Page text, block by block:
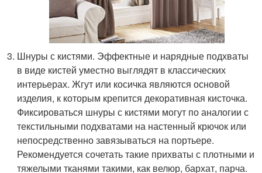
Шнуры с кистями. Эффектные и нарядные подхваты
в виде кистей уместно выглядят в классических
интерьерах. Жгут или косичка являются основой
изделия, к которым крепится декоративная кисточка.
Фиксироваться шнуры с кистями могут по аналогии с
текстильными подхватами на настенный крючок или
непосредственно завязываться на портьере.
Рекомендуется сочетать такие прихваты с плотными и
тяжелыми тканями такими, как велюр, бархат, парча.